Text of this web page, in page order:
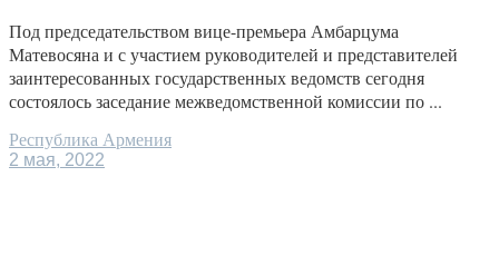
Под председательством вице-премьера Амбарцума
Матевосяна и с участием руководителей и представителей
заинтересованных государственных ведомств сегодня
состоялось заседание межведомственной комиссии по ...
Республика Армения
2 мая, 2022